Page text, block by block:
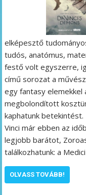
elképesztő
tudós, anatómus,
festő volt egyszerre,
című sorozat a
egy fantasy
megbolondított
kaphatunk
Vinci már ebben az
legjobb barátot,
találkozhatunk: a
OLVASS TOVÁBB!